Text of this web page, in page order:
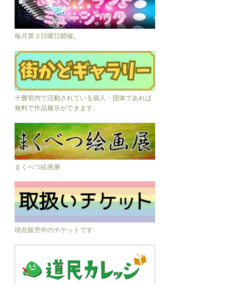
毎月第３日曜日開催。
十勝管内で活動されている個人・団体であれば
無料で作品展示ができます。
まくべつ絵画展
現在販売中のチケットです